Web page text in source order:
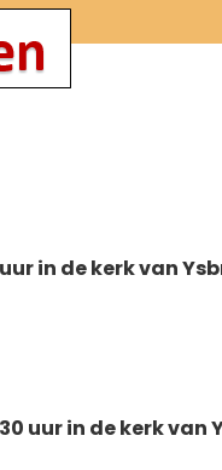
in de kerk van
uur in de kerk van